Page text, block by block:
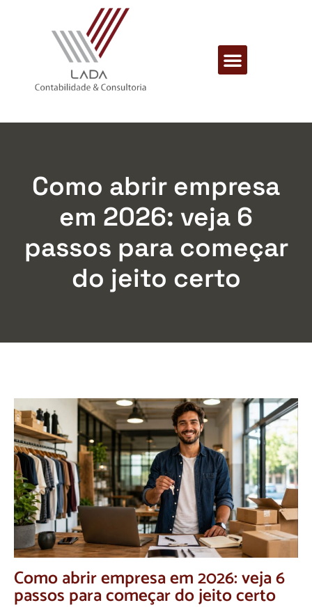
Como abrir empresa
em 2026: veja 6
passos para começar
do jeito certo
Como abrir empresa em 2026: veja 6
passos para começar do jeito certo